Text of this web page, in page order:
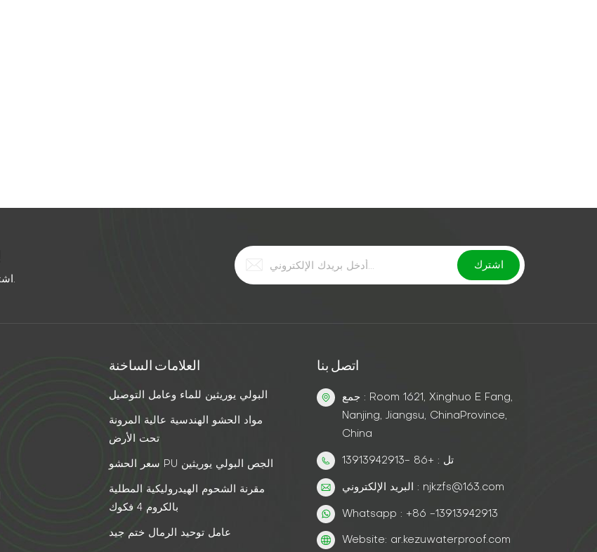
اشترك للحصول على آخر الأخبار. ابق على اطلاع بأحدث الاتجاهات.
العلامات الساخنة
البولي يوريثين للماء وعامل التوصيل
مواد الحشو الهندسية عالية المرونة
تحت الأرض
سعر الحشو PU الجص البولي يوريثين
مقرنة الشحوم الهيدروليكية المطلية
بالكروم 4 فكوك
عامل توحيد الرمال ختم جيد
اتصل بنا
جمع : Room 1621, Xinghuo E Fang,
Nanjing, Jiangsu, ChinaProvince,
China
تل : +86 -13913942913
البريد الإلكتروني : njkzfs@163.com
Whatsapp : +86 -13913942913
Website: ar.kezuwaterproof.com